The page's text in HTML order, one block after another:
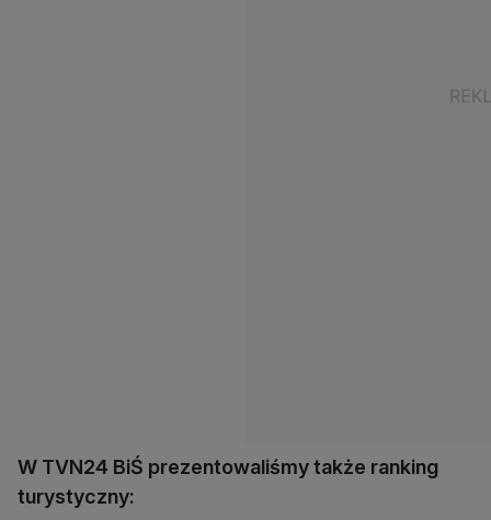
W TVN24 BiŚ prezentowaliśmy także ranking
turystyczny: